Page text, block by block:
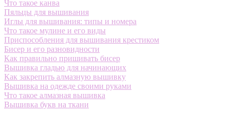
Что такое канва
Пяльцы для вышивания
Иглы для вышивания: типы и номера
Что такое мулине и его виды
Приспособления для вышивания крестиком
Бисер и его разновидности
Как правильно пришивать бисер
Вышивка гладью для начинающих
Как закрепить алмазную вышивку
Вышивка на одежде своими руками
Что такое алмазная вышивка
Вышивка букв на ткани